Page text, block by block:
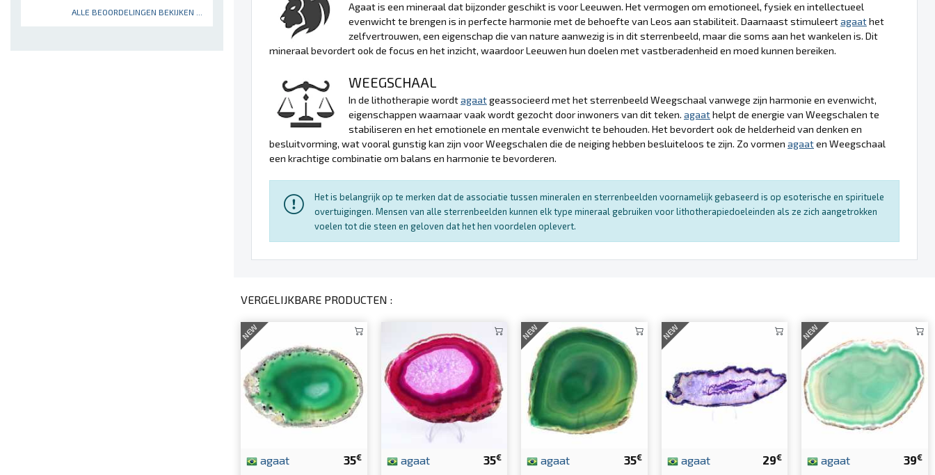
ALLE BEOORDELINGEN BEKIJKEN ...
Agaat is een mineraal dat bijzonder geschikt is voor Leeuwen. Het vermogen om emotioneel, fysiek en intellectueel
evenwicht te brengen is in perfecte harmonie met de behoefte van Leos aan stabiliteit. Daarnaast stimuleertagaathet
zelfvertrouwen, een eigenschap die van nature aanwezig is in dit sterrenbeeld, maar die soms aan het wankelen is. Dit
mineraal bevordert ook de focus en het inzicht, waardoor Leeuwen hun doelen met vastberadenheid en moed kunnen bereiken.
WEEGSCHAAL
In de lithotherapie wordtagaatgeassocieerd met het sterrenbeeld Weegschaal vanwege zijn harmonie en evenwicht,
eigenschappen waarnaar vaak wordt gezocht door inwoners van dit teken. agaathelpt de energie van Weegschalen te
stabiliseren en het emotionele en mentale evenwicht te behouden. Het bevordert ook de helderheid van denken en
besluitvorming, wat vooral gunstig kan zijn voor Weegschalen die de neiging hebben besluiteloos te zijn. Zo vormen agaaten Weegschaal
een krachtige combinatie om balans en harmonie te bevorderen.
Het is belangrijk op te merken dat de associatie tussen mineralen en sterrenbeelden voornamelijk gebaseerd is op esoterische en spirituele
overtuigingen. Mensen van alle sterrenbeelden kunnen elk type mineraal gebruiken voor lithotherapiedoeleinden als ze zich aangetrokken
voelen tot die steen en geloven dat het hen voordelen oplevert.
VERGELIJKBARE PRODUCTEN :
NEW
35€
agaat 35€
agaat
NEW
35€
agaat
NEW
29€
agaat
NEW
39€
agaat